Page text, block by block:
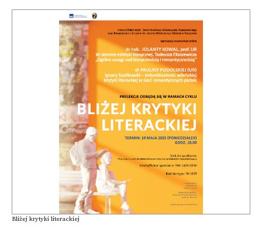
Bliżej krytyki literackiej